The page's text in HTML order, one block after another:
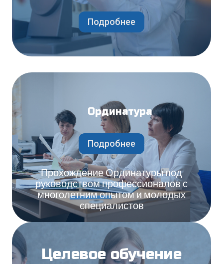
Подробнее
Ординатура
Подробнее
Прохождение Ординатуры под
руководством профессионалов с
многолетним опытом и молодых
специалистов
Целевое обучение